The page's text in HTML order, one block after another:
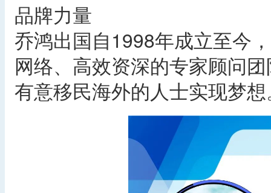
品牌力量
乔鸿出国自1998年成立至今
网络、高效资深的专家顾问
有意移民海外的人士实现梦